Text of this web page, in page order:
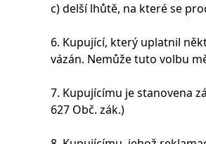
c) delší lhůtě, na které se
6. Kupující, který uplatnil
vázán. Nemůže tuto volbu
7. Kupujícímu je stanovena
627 Obč. zák.)